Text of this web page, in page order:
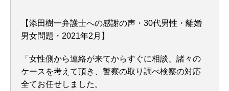
【添田樹一弁護士への感謝の声・30代男性・離婚
男女問題・2021年2月】
「女性側から連絡が来てからすぐに相談、諸々の
ケースを考えて頂き、警察の取り調べ検察の対応
全てお任せしました。